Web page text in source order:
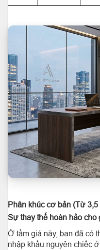
Phân khúc cơ bản (Từ
Sự thay thế hoàn hảo cho
Ở tầm giá này, bạn đã có
nhập khẩu nguyên chiếc